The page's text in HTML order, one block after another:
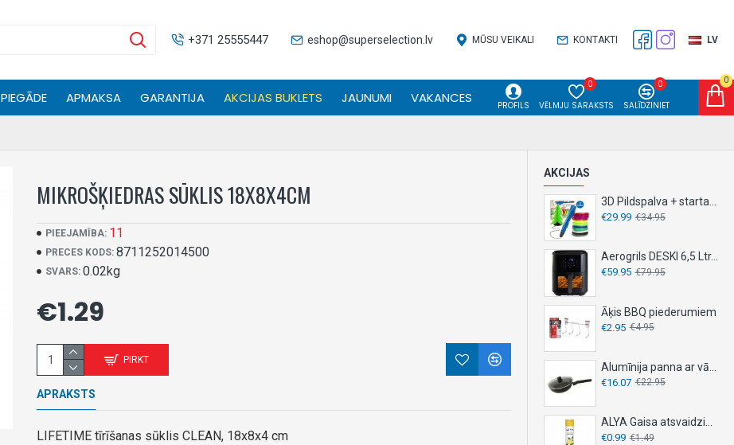
LV
+371 25555447 eshop@superselection.lv MŪSU VEIKALI KONTAKTI
PIEGĀDE APMAKSA GARANTIJA AKCIJAS BUKLETS JAUNUMI VAKANCES PROFILS VĒLMJU SARAKSTS
0
SALĪDZINIET
0 0
MIKROŠĶIEDRAS SŪKLIS 18X8X4CM
PIEEJAMĪBA: 11
PRECES KODS: 8711252014500
SVARS: 0.02kg
€1.29
PIRKT
APRAKSTS
LIFETIME tīrīšanas sūklis CLEAN, 18x8x4 cm
AKCIJAS
€29.99 €34.95
Aerogrils DESKI 6,5 Ltr. 1500 W
€59.95 €79.95
Āķis BBQ piederumiem
€2.95 €4.95
€16.07 €22.95
ALYA Gaisa atsvaidzinātājs 300ml - LEMON
€0.99 €1.49